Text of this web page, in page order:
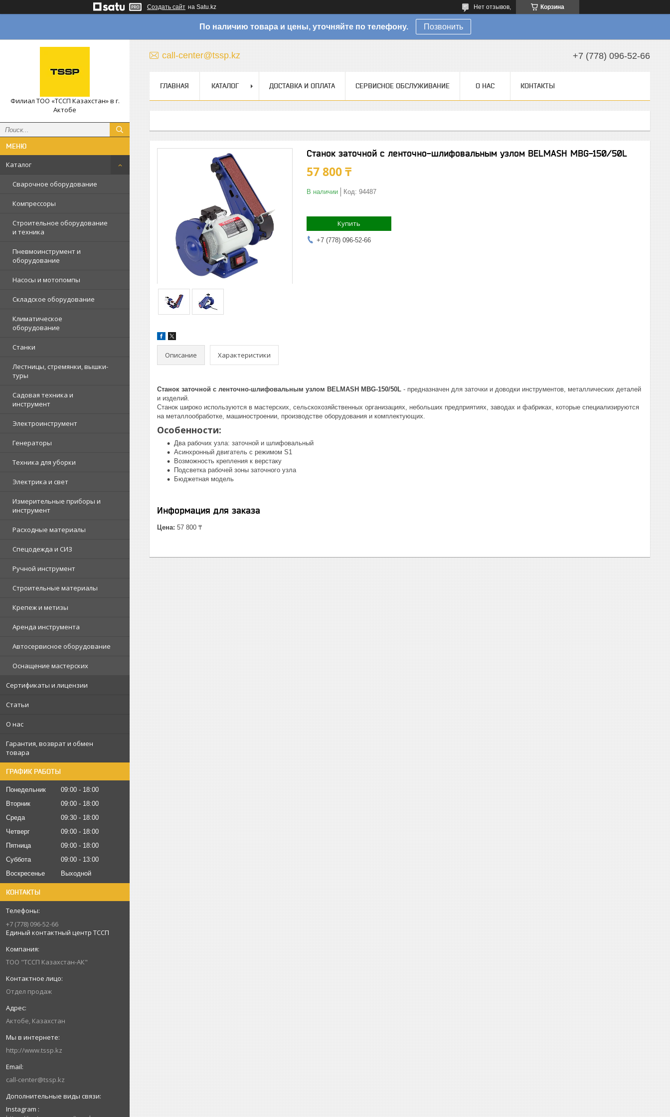
Создать сайт на Satu.kz Корзина
Нет отзывов,
По наличию товара и цены, уточняйте по телефону. Позвонить
Филиал ТОО «ТССП Казахстан» в г.
Актобе
Каталог
Сварочное оборудование
Компрессоры
Строительное оборудование
и техника
Пневмоинструмент и
оборудование
Насосы и мотопомпы
Складское оборудование
Климатическое
оборудование
Станки
Лестницы, стремянки, вышки-
туры
Садовая техника и
инструмент
Электроинструмент
Генераторы
Техника для уборки
Электрика и свет
Измерительные приборы и
инструмент
Расходные материалы
Спецодежда и СИЗ
Ручной инструмент
Строительные материалы
Крепеж и метизы
Аренда инструмента
Автосервисное оборудование
Оснащение мастерских
Сертификаты и лицензии
Статьи
О нас
Гарантия, возврат и обмен
товара
ГРАФИК РАБОТЫ
Понедельник 09:00
18:00
Вторник
09:00
18:00
Среда
09:30
18:00
Четверг
09:00
18:00
Пятница
09:00
18:00
Суббота
09:00
13:00
Воскресенье
Выходной
КОНТАКТЫ
+7 (778) 096-52-66
Единый контактный центр ТССП
ТОО "ТССП Казахстан-АК"
Отдел продаж
Актобе, Казахстан
http://www.tssp.kz
call-center@tssp.kz
Instagram
call-center@tssp.kz +7 (778) 096-52-66
ГЛАВНАЯ КАТАЛОГ ДОСТАВКА И ОПЛАТА СЕРВИСНОЕ ОБСЛУЖИВАНИЕ О НАС КОНТАКТЫ
Станок заточной с ленточно-шлифовальным узлом BELMASH MBG-150/50L
57 800 ₸
В наличии Код: 94487
Купить
+7 (778) 096-52-66
Описание Характеристики
Станок заточной с ленточно-шлифовальным узлом BELMASH MBG-150/50L - предназначен для заточки и доводки инструментов, металлических деталей
и изделий.
Станок широко используются в мастерских, сельскохозяйственных организациях, небольших предприятиях, заводах и фабриках, которые специализируются
на металлообработке, машиностроении, производстве оборудования и комплектующих.
Особенности:
Два рабочих узла: заточной и шлифовальный
Асинхронный двигатель с режимом S1
Возможность крепления к верстаку
Подсветка рабочей зоны заточного узла
Бюджетная модель
Информация для заказа
Цена: 57 800 ₸